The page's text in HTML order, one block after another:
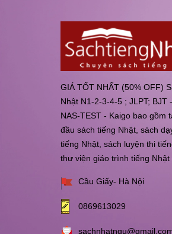
GIÁ TỐT NHẤT (50% OFF)
Nhật N1-2-3-4-5 ; JLPT; BJT
NAS-TEST - Kaigo bao gồm
đầu sách tiếng Nhật, sách
tiếng Nhật, sách luyện thi
thư viện giáo trình tiếng Nhật
Cầu Giấy- Hà Nội
0869613029